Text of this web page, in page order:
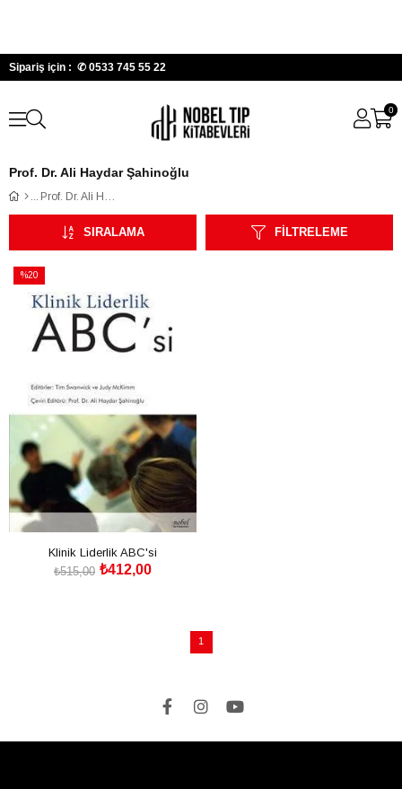
Sipariş için : ✆ 0533 745 55 22
0
Prof. Dr. Ali Haydar Şahinoğlu
Prof. Dr. Ali Haydar Şahinoğlu
FILTRELEME
SIRALAMA
%20
İndirim
%20İndirim
Klinik Liderlik ABC'si
₺412,00
₺515,00
1